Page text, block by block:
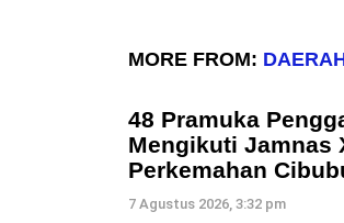
MORE FROM:
48 Pramuka
Mengikuti Jamnas
Perkemahan
7 Agustus 2026, 3:32 pm